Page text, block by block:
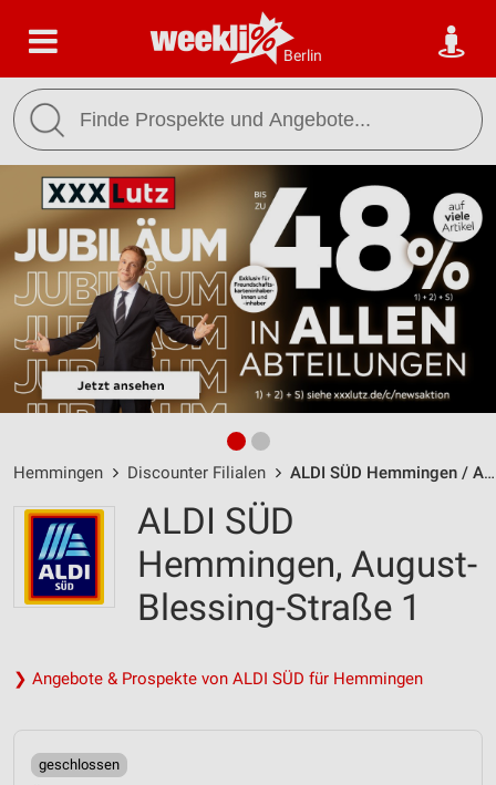
Berlin
Hemmingen Discounter Filialen ALDI SÜD Hemmingen / August-Blessing-Straße 1 - Öffnungszeiten & Adresse
ALDI SÜD
Hemmingen, August-
Blessing-Straße 1
❯ Angebote & Prospekte von ALDI SÜD für Hemmingen
geschlossen